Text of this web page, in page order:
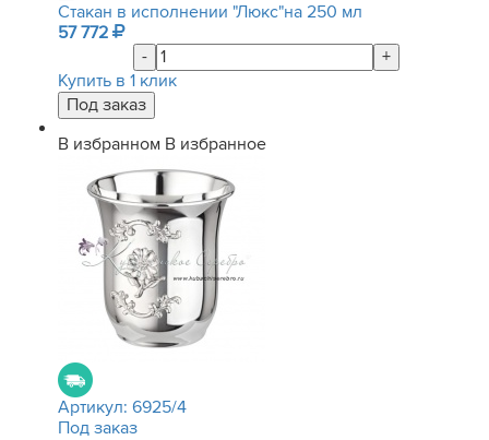
Стакан в исполнении "Люкс"на 250 мл
57 772
-
+
Купить в 1 клик
В избранном В избранное
Артикул: 6925/4
Под заказ